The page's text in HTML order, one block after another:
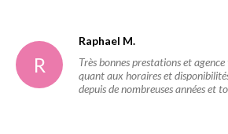
R
Raphael M.
Très bonnes prestations et
quant aux horaires et
depuis de nombreuses années et